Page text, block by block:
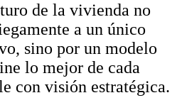
de la vivienda no
a un único
sino por un modelo
lo mejor de cada
con visión estratégica.